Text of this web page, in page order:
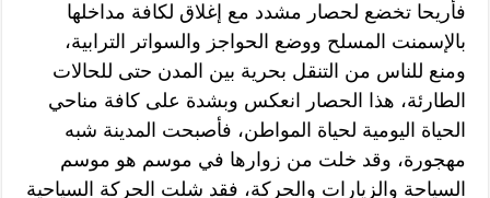
فأريحا تخضع لحصار مشدد مع إغلاق لكافة مداخلها
بالإسمنت المسلح ووضع الحواجز والسواتر الترابية،
ومنع للناس من التنقل بحرية بين المدن حتى للحالات
الطارئة، هذا الحصار انعكس وبشدة على كافة مناحي
الحياة اليومية لحياة المواطن، فأصبحت المدينة شبه
مهجورة، وقد خلت من زوارها في موسم هو موسم
السياحة والزيارات والحركة، فقد شلت الحركة السياحية